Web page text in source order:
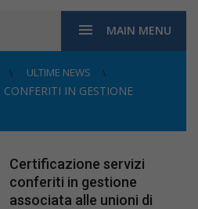
MAIN MENU
ULTIME NEWS
CONFERITI IN GESTIONE
Certificazione servizi
conferiti in gestione
associata alle unioni di